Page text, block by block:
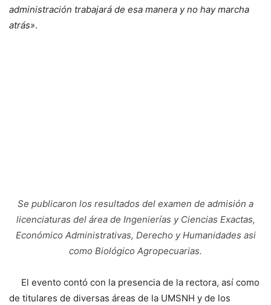
administración trabajará de esa manera y no hay marcha
atrás».
Se publicaron los resultados del examen de admisión a
licenciaturas del área de Ingenierías y Ciencias Exactas,
Económico Administrativas, Derecho y Humanidades asi
como Biológico Agropecuarias.
El evento contó con la presencia de la rectora, así como
de titulares de diversas áreas de la UMSNH y de los